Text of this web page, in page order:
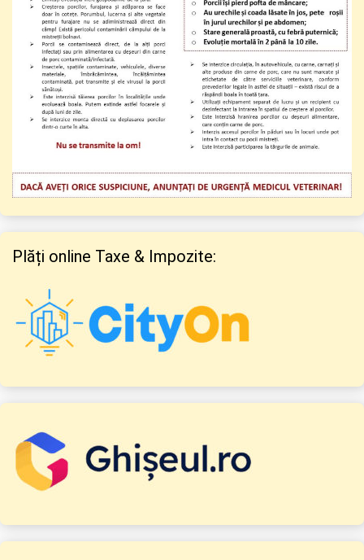
Plăți online Taxe & Impozite: